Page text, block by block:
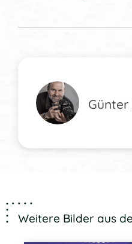
Günter
Weitere Bilder aus